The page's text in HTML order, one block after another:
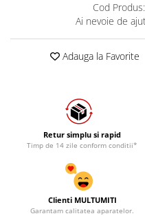
Cod Produs:
Ai nevoie de
Adauga la Favorite
Retur simplu si rapid
Timp de 14 zile conform conditii*
Clienti MULTUMITI
Garantam calitatea aparatelor.